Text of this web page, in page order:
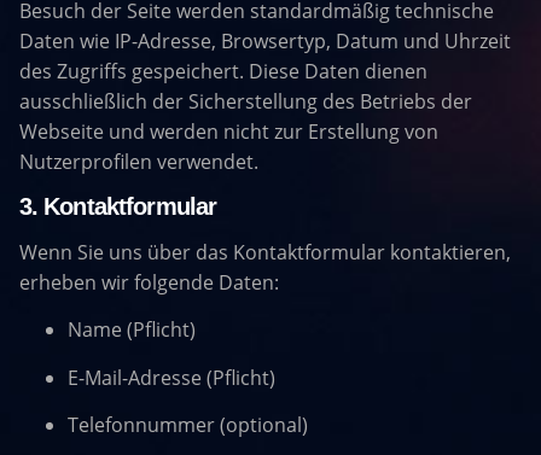
Besuch der Seite werden standardmäßig technische
Daten wie IP-Adresse, Browsertyp, Datum und Uhrzeit
des Zugriffs gespeichert. Diese Daten dienen
ausschließlich der Sicherstellung des Betriebs der
Webseite und werden nicht zur Erstellung von
Nutzerprofilen verwendet.
3. Kontaktformular
Wenn Sie uns über das Kontaktformular kontaktieren,
erheben wir folgende Daten:
Name (Pflicht)
E-Mail-Adresse (Pflicht)
Telefonnummer (optional)